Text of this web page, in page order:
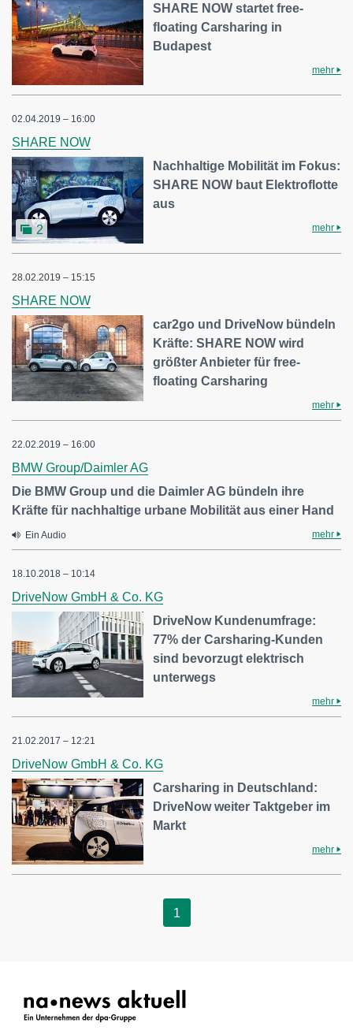
SHARE NOW startet free-
floating Carsharing in
Budapest
mehr
02.04.2019 – 16:00
SHARE NOW
2
Nachhaltige Mobilität im Fokus:
SHARE NOW baut Elektroflotte
aus
mehr
28.02.2019 – 15:15
SHARE NOW
car2go und DriveNow bündeln
Kräfte: SHARE NOW wird
größter Anbieter für free-
floating Carsharing
mehr
22.02.2019 – 16:00
BMW Group/Daimler AG
Die BMW Group und die Daimler AG bündeln ihre
Kräfte für nachhaltige urbane Mobilität aus einer Hand
Ein Audio mehr
18.10.2018 – 10:14
DriveNow GmbH & Co. KG
DriveNow Kundenumfrage:
77% der Carsharing-Kunden
sind bevorzugt elektrisch
unterwegs
mehr
21.02.2017 – 12:21
DriveNow GmbH & Co. KG
Carsharing in Deutschland:
DriveNow weiter Taktgeber im
Markt
mehr
1